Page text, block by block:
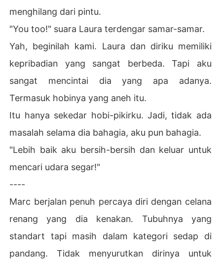
menghilang dari pintu.
"You too!" suara Laura terdengar samar-samar.
Yah, beginilah kami. Laura dan diriku memiliki
kepribadian yang sangat berbeda. Tapi aku
sangat mencintai dia yang apa adanya.
Termasuk hobinya yang aneh itu.
Itu hanya sekedar hobi-pikirku. Jadi, tidak ada
masalah selama dia bahagia, aku pun bahagia.
"Lebih baik aku bersih-bersih dan keluar untuk
mencari udara segar!"
----
Marc berjalan penuh percaya diri dengan celana
renang yang dia kenakan. Tubuhnya yang
standart tapi masih dalam kategori sedap di
pandang. Tidak menyurutkan dirinya untuk